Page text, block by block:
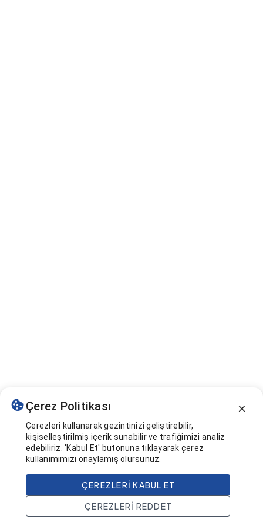
Çerez Politikası
Çerezleri kullanarak gezintinizi geliştirebilir,
kişiselleştirilmiş içerik sunabilir ve trafiğimizi analiz
edebiliriz. 'Kabul Et' butonuna tıklayarak çerez
kullanımımızı onaylamış olursunuz.
ÇEREZLERI KABUL ET
ÇEREZLERI REDDET